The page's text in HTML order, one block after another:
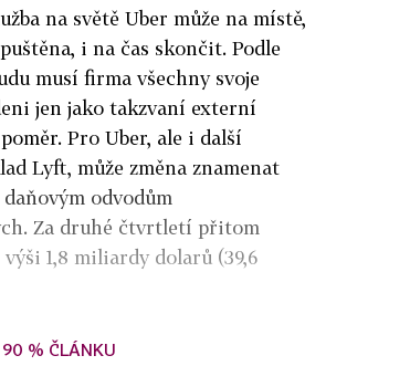
na světě Uber může na místě,
i na čas skončit. Podle
musí firma všechny svoje
jen jako takzvaní externí
Pro Uber, ale i další
Lyft, může změna znamenat
odvodům
Za druhé čtvrtletí přitom
1,8 miliardy dolarů (39,6
90 % ČLÁNKU